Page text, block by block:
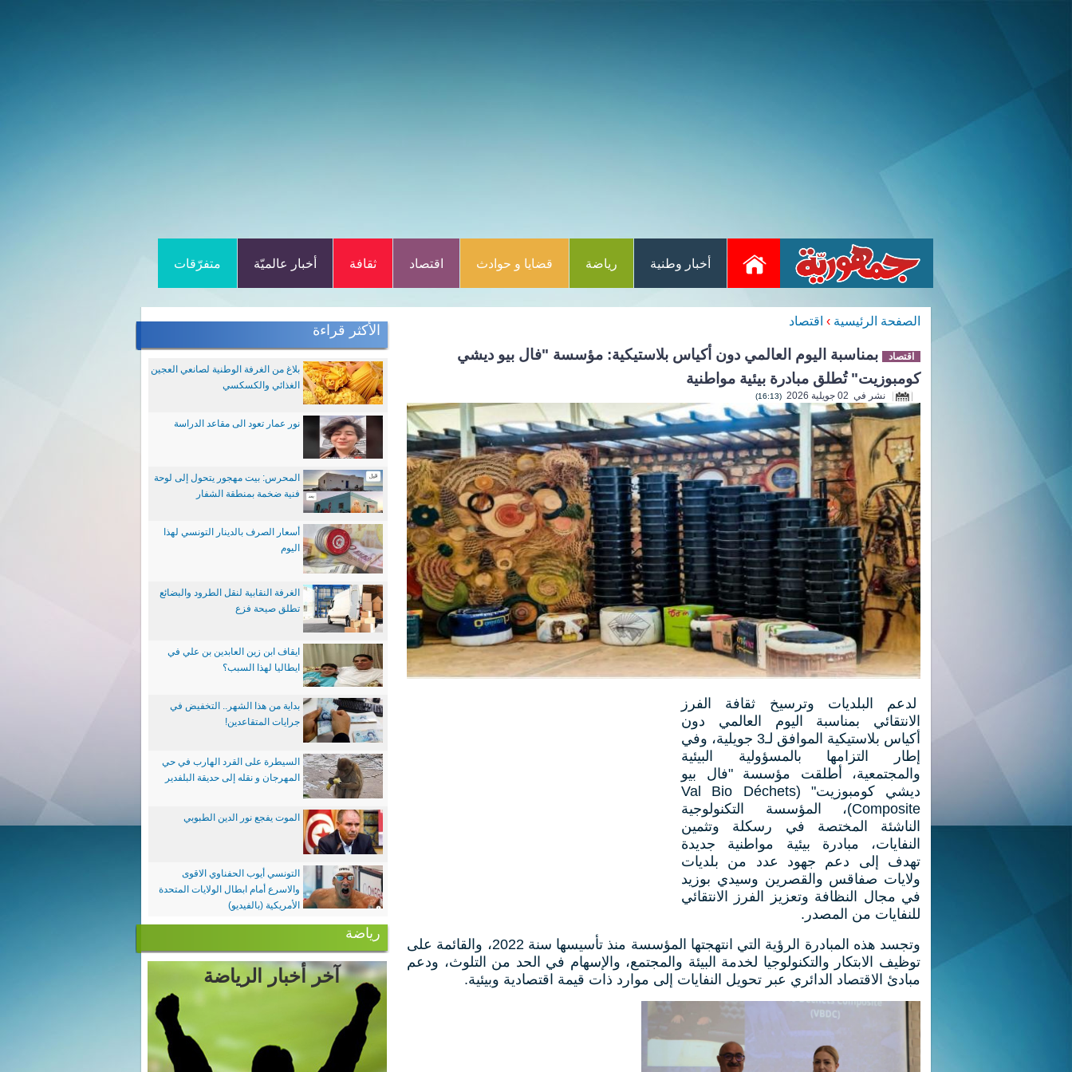
أخبار وطنية رياضة قضايا و حوادث اقتصاد ثقافة أخبار عالميّة متفرّقات
الصفحة الرئيسية › اقتصاد
اقتصاد
بمناسبة اليوم العالمي دون أكياس بلاستيكية: مؤسسة "فال بيو ديشي
كومبوزيت" تُطلق مبادرة بيئية مواطنية
نشر في 02 جويلية 2026 (16:13)
لدعم البلديات وترسيخ ثقافة الفرز
الانتقائي بمناسبة اليوم العالمي دون
أكياس بلاستيكية الموافق لـ3 جويلية، وفي
إطار التزامها بالمسؤولية البيئية
والمجتمعية، أطلقت مؤسسة "فال بيو
ديشي كومبوزيت" (Val Bio Déchets
Composite)، المؤسسة التكنولوجية
الناشئة المختصة في رسكلة وتثمين
النفايات، مبادرة بيئية مواطنية جديدة
تهدف إلى دعم جهود عدد من بلديات
ولايات صفاقس والقصرين وسيدي بوزيد
في مجال النظافة وتعزيز الفرز الانتقائي
للنفايات من المصدر.
وتجسد هذه المبادرة الرؤية التي انتهجتها المؤسسة منذ تأسيسها سنة 2022، والقائمة على
توظيف الابتكار والتكنولوجيا لخدمة البيئة والمجتمع، والإسهام في الحد من التلوث، ودعم
مبادئ الاقتصاد الدائري عبر تحويل النفايات إلى موارد ذات قيمة اقتصادية وبيئية.
الأكثر قراءة
بلاغ من الغرفة الوطنية لصانعي العجين
الغذائي والكسكسي
نور عمار تعود الى مقاعد الدراسة
المحرس: بيت مهجور يتحول إلى لوحة
فنية ضخمة بمنطقة الشفار
أسعار الصرف بالدينار التونسي لهذا
اليوم
الغرفة النقابية لنقل الطرود والبضائع
تطلق صيحة فزع
ايقاف ابن زين العابدين بن علي في
ايطاليا لهذا السبب؟
بداية من هذا الشهر.. التخفيض في
جرايات المتقاعدين!
السيطرة على القرد الهارب في حي
المهرجان و نقله إلى حديقة البلفدير
الموت يفجع نور الدين الطبوبي
التونسي أيوب الحفناوي الاقوى
والاسرع أمام ابطال الولايات المتحدة
الأمريكية (بالفيديو)
رياضة
آخر أخبار الرياضة